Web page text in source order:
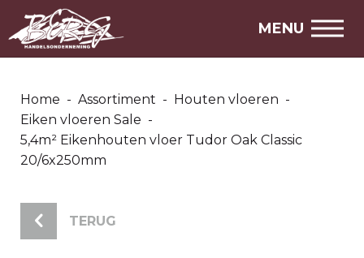
MENU
Home - Assortiment - Houten vloeren -
Eiken vloeren Sale -
5,4m² Eikenhouten vloer Tudor Oak Classic
20/6x250mm
TERUG